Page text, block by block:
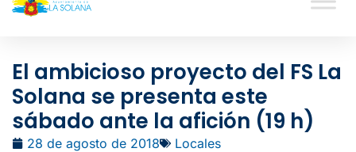
El ambicioso proyecto del FS La
Solana se presenta este
sábado ante la afición (19 h)
28 de agosto de 2018 Locales